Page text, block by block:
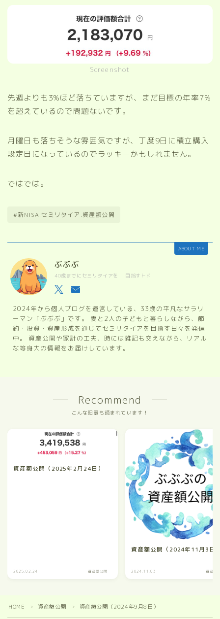
Screenshot
先週よりも3%ほど落ちていますが、まだ目標の年率7%
を超えているので問題ないです。
月曜日も落ちそうな雰囲気ですが、丁度9日に積立購入
設定日になっているのでラッキーかもしれません。
ではでは。
#新NISA.セミリタイア.資産額公開
ABOUT ME
ぶぶぶ
40歳までにセミリタイアを 目指すトド
2024年から個人ブログを運営している、33歳の平凡なサラリ
ーマン「ぶぶぶ」です。 妻と2人の子どもと暮らしながら、節
約・投資・資産形成を通じてセミリタイアを目指す日々を発信
中。 資産公開や家計の工夫、時には雑記も交えながら、リアル
な等身大の情報をお届けしています。
Recommend
こんな記事も読まれています！
資産額公開（2025年2月24日）
2025.02.24 資産額公開
資産額公開（2024年11月3日
2024.11.03 資産額
HOME ＞ 資産額公開 ＞ 資産額公開（2024年9月8日）